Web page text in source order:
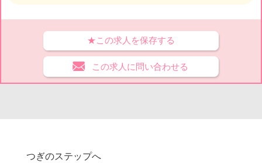
★この求人を保存する
この求人に問い合わせる
つぎのステップへ